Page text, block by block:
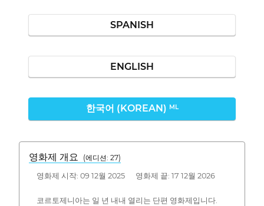
SPANISH
ENGLISH
한국어 (KOREAN) ML
영화제 개요 (에디션: 27)
영화제 시작: 09 12월 2025 영화제 끝: 17 12월 2026
코르토제니아는 일 년 내내 열리는 단편 영화제입니다.